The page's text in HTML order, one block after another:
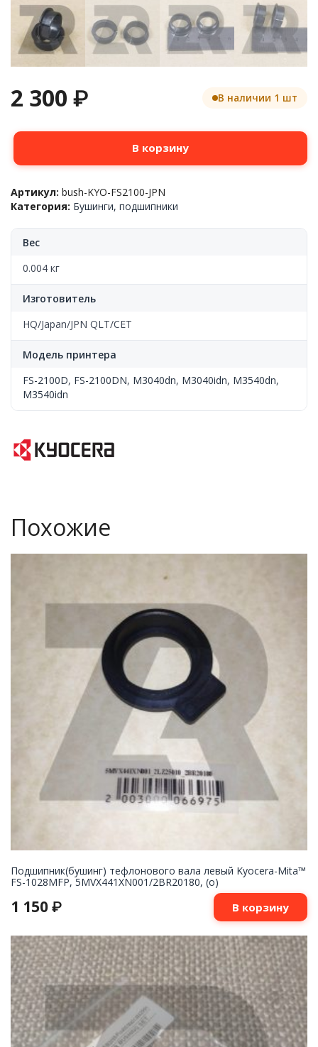
2 300 ₽ В наличии 1 шт
Количество
Бушинги
вала,
2шт,
Mita™
FS-
2100(FK-
часть
3100.
QLT
В корзину
Артикул: bush-KYO-FS2100-JPN
Категория: Бушинги, подшипники
Вес
0.004 кг
Изготовитель
HQ/Japan/JPN QLT/CET
Модель принтера
FS-2100D, FS-2100DN, M3040dn, M3040idn, M3540dn,
M3540idn
Похожие
Подшипник(бушинг) тефлонового вала левый Kyocera-Mita™
FS-1028MFP, 5MVX441XN001/2BR20180, (o)
1 150 ₽ В корзину